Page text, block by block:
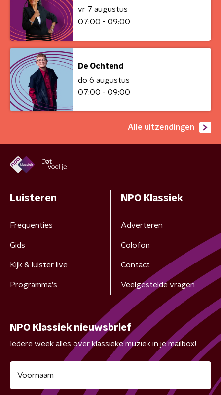
vr 7 augustus
07:00 - 09:00
De Ochtend
do 6 augustus
07:00 - 09:00
Alle uitzendingen
Luisteren
Frequenties
Gids
Kijk & luister live
Programma's
NPO Klassiek
Adverteren
Colofon
Contact
Veelgestelde vragen
NPO Klassiek nieuwsbrief
Iedere week alles over klassieke muziek in je mailbox!